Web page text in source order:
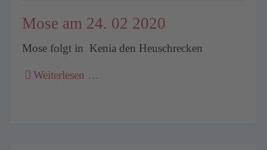
Mose am 24. 02 2020
Mose folgt in Kenia den Heuschrecken
Weiterlesen …